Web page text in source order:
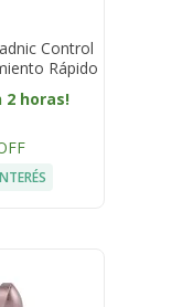
Control
Rápido
2 horas!